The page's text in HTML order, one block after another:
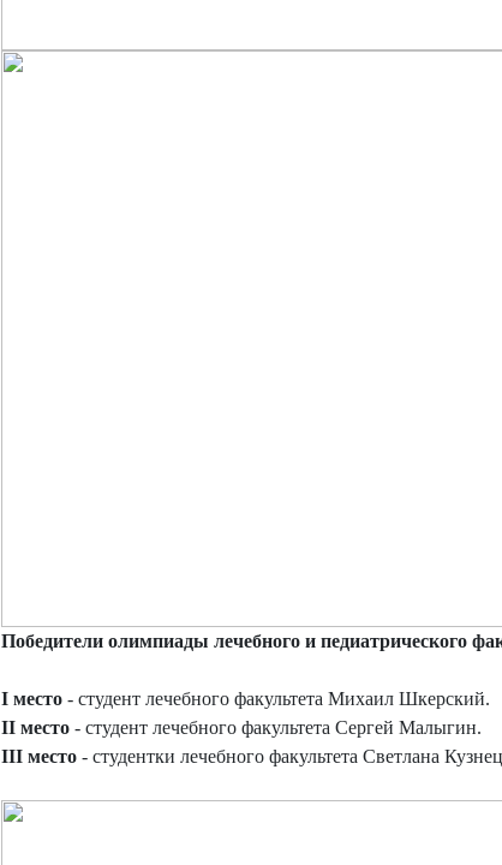
Победители олимпиады лечебного и педиатрического
I место - студент лечебного факультета Михаил Шкерский.
II место - студент лечебного факультета Сергей Малыгин.
III место - студентки лечебного факультета Светлана